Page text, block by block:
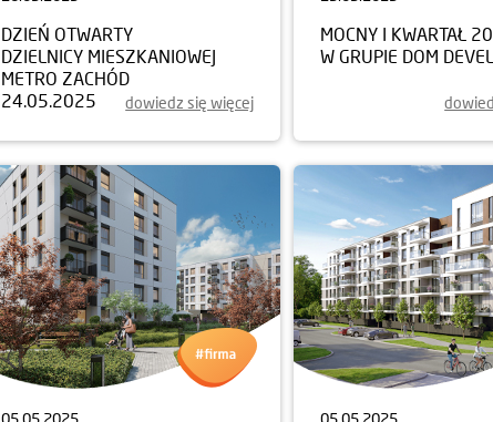
DZIEŃ OTWARTY
DZIELNICY MIESZKANIOWEJ
METRO ZACHÓD
24.05.2025
dowiedz się więcej
MOCNY I KWARTAŁ
W GRUPIE DOM
05.05.2025 05.05.2025